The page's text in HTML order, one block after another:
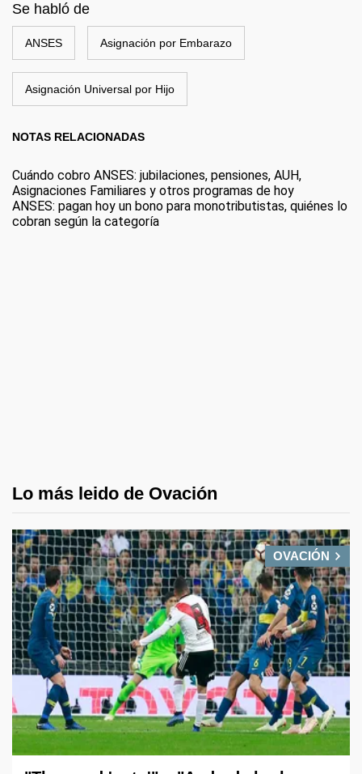
Se habló de
ANSES Asignación por Embarazo
Asignación Universal por Hijo
NOTAS RELACIONADAS
Cuándo cobro ANSES: jubilaciones, pensiones, AUH,
Asignaciones Familiares y otros programas de hoy
ANSES: pagan hoy un bono para monotributistas, quiénes lo
cobran según la categoría
Lo más leido de Ovación
OVACIÓN